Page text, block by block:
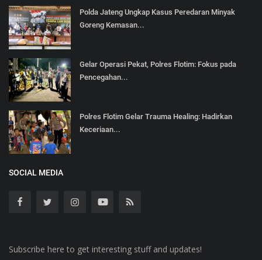
Polda Jateng Ungkap Kasus Peredaran Minyak
Goreng Kemasan...
Gelar Operasi Pekat, Polres Flotim: Fokus pada
Pencegahan...
Polres Flotim Gelar Trauma Healing: Hadirkan
Keceriaan...
SOCIAL MEDIA
Subscribe here to get interesting stuff and updates!